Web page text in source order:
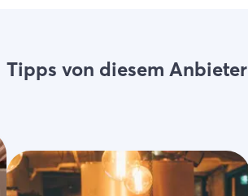
Tipps von diesem Anbieter